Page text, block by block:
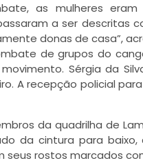
as mulheres
a ser descritas
donas de casa”,
de grupos do
Sérgia da
A recepção policial
da quadrilha de
da cintura para
seus rostos marcados